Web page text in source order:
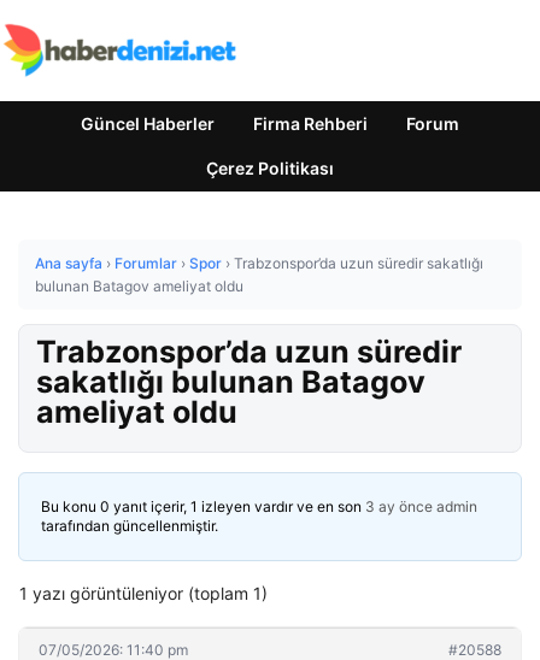
Güncel Haberler Firma Rehberi Forum
Çerez Politikası
Ana sayfa › Forumlar › Spor › Trabzonspor’da uzun süredir sakatlığı
bulunan Batagov ameliyat oldu
Trabzonspor’da uzun süredir
sakatlığı bulunan Batagov
ameliyat oldu
Bu konu 0 yanıt içerir, 1 izleyen vardır ve en son 3 ay önce admin
tarafından güncellenmiştir.
1 yazı görüntüleniyor (toplam 1)
07/05/2026: 11:40 pm #20588